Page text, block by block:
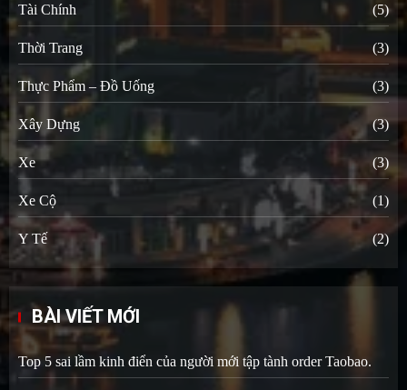
Tài Chính (5)
Thời Trang (3)
Thực Phẩm – Đồ Uống (3)
Xây Dựng (3)
Xe (3)
Xe Cộ (1)
Y Tế (2)
BÀI VIẾT MỚI
Top 5 sai lầm kinh điển của người mới tập tành order Taobao.